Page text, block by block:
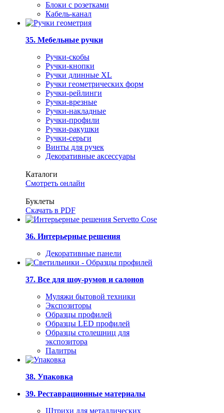
Блоки с розетками
Кабель-канал
35. Мебельные ручки
Ручки-скобы
Ручки-кнопки
Ручки длинные XL
Ручки геометрических форм
Ручки-рейлинги
Ручки-врезные
Ручки-накладные
Ручки-профили
Ручки-ракушки
Ручки-серьги
Винты для ручек
Декоративные аксессуары
Каталоги
Смотреть онлайн
Буклеты
Скачать в PDF
36. Интерьерные решения
Декоративные панели
37. Все для шоу-румов и салонов
Муляжи бытовой техники
Экспозиторы
Образцы профилей
Образцы LED профилей
Образцы столешниц для
экспозитора
Палитры
38. Упаковка
39. Реставрационные материалы
Штрихи для металлических